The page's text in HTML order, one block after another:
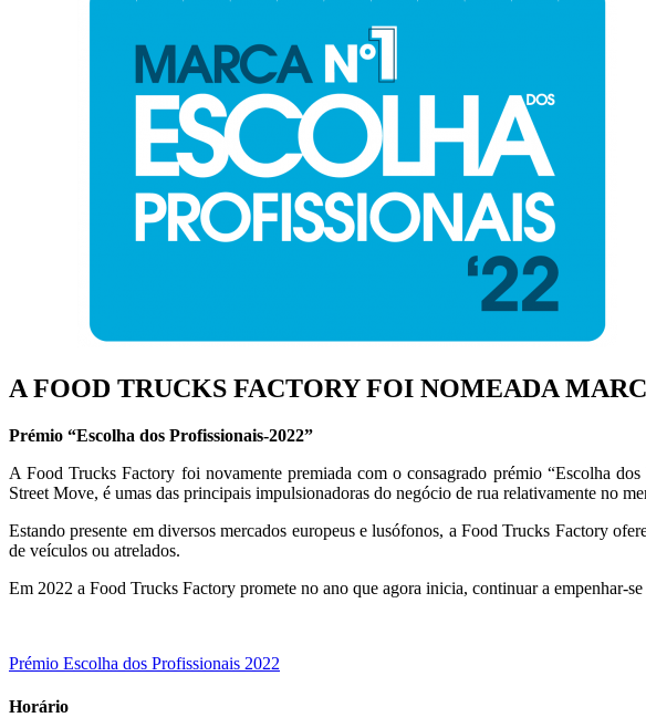
A FOOD TRUCKS FACTORY FOI NOMEADA
Prémio “Escolha dos Profissionais-2022”
A Food Trucks Factory foi novamente premiada com o consagrado prémio “Escolha
Street Move, é umas das principais impulsionadoras do negócio de rua relativamente no
Estando presente em diversos mercados europeus e lusófonos, a Food Trucks Factory
de veículos ou atrelados.
Em 2022 a Food Trucks Factory promete no ano que agora inicia, continuar a empenhar-
Prémio Escolha dos Profissionais 2022
Horário